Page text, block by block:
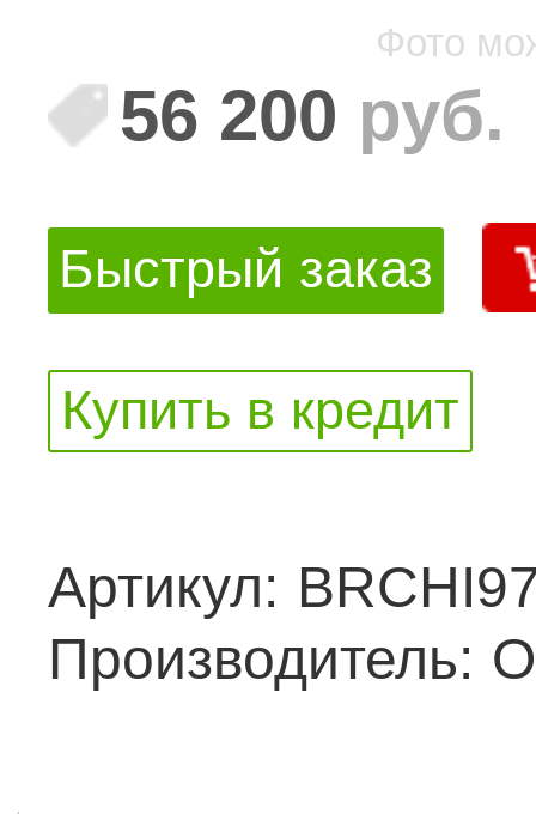
56 200 руб.
Быстрый заказ
Купить в кредит
Артикул:
Производитель:
Фото